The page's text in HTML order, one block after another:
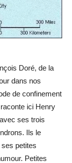
Doré, de la
dans nos
de confinement
ici Henry
ses trois
Ils le
ses petites
Petites